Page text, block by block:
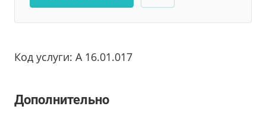
Код услуги: А 16.01.017
Дополнительно